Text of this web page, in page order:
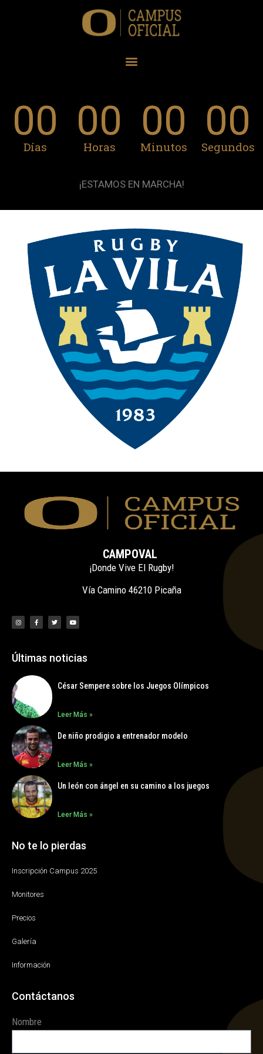
00
Días
00
Horas
00
Minutos
00
Segundos
¡ESTAMOS EN MARCHA!
CAMPOVAL
¡Donde Vive El Rugby!
Vía Camino 46210 Picaña
Últimas noticias
César Sempere sobre los Juegos Olímpicos
Leer Más »
De niño prodigio a entrenador modelo
Leer Más »
Un león con ángel en su camino a los juegos
Leer Más »
No te lo pierdas
Inscripción Campus 2025
Monitores
Precios
Galería
Información
Contáctanos
Nombre